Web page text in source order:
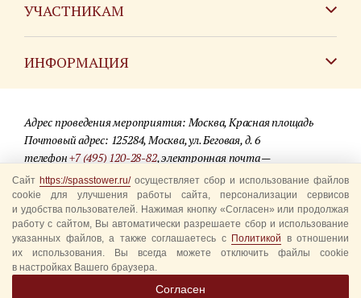
УЧАСТНИКАМ
ИНФОРМАЦИЯ
Для СМИ
Где купить билеты
Акции
Вопрос-ответ
Правила посещения
Уполномоченные представители
Адрес проведения мероприятия: Москва, Красная площадь
Почтовый адрес: 125284, Москва, ул. Беговая, д. 6
телефон+7 (495) 120-28-82, электронная почта —
info@spasstower.ru
© 2009-2025 Официальный сайт фестиваля «Спасская башня»
Разработка сайта —студия «Сибирикс»
Сайт https://spasstower.ru/осуществляет сбор и использование файлов
cookie для улучшения работы сайта, персонализации сервисов
и удобства пользователей. Нажимая кнопку «Согласен» или продолжая
работу с сайтом, Вы автоматически разрешаете сбор и использование
указанных файлов, а также соглашаетесь с Политикой в отношении
их использования. Вы всегда можете отключить файлы cookie
в настройках Вашего браузера.
Согласен